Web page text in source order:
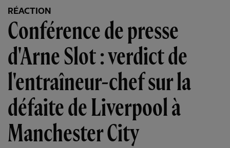
RÉACTION
Conférence de presse
d'Arne Slot : verdict de
l'entraîneur-chef sur la
défaite de Liverpool à
Manchester City